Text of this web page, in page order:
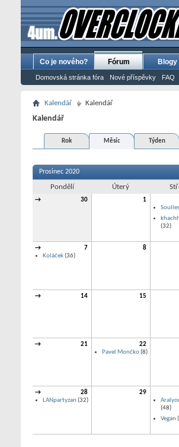
Co je nového? Fórum
Domovská stránka fóra Nové příspěvky FAQ
Blogy
Kalendář Kalendář
Kalendář
Rok Měsíc Týden
Prosinec 2020
Pondělí Úterý
→ 30 1
(32)
→
7
Koláček(36)
8
→ 14 15
→ 21
22
Pavel Mončko(8)
→
28
LANpartyzan (32)
29
(48)
Vegan